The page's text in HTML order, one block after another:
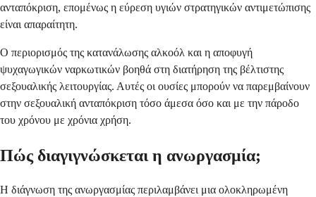
ανταπόκριση, επομένως η εύρεση υγιών στρατηγικών αντιμετώπισης
είναι απαραίτητη.
Ο περιορισμός της κατανάλωσης αλκοόλ και η αποφυγή
ψυχαγωγικών ναρκωτικών βοηθά στη διατήρηση της βέλτιστης
σεξουαλικής λειτουργίας. Αυτές οι ουσίες μπορούν να παρεμβαίνουν
στην σεξουαλική ανταπόκριση τόσο άμεσα όσο και με την πάροδο
του χρόνου με χρόνια χρήση.
Πώς διαγιγνώσκεται η ανωργασμία;
Η διάγνωση της ανωργασμίας περιλαμβάνει μια ολοκληρωμένη